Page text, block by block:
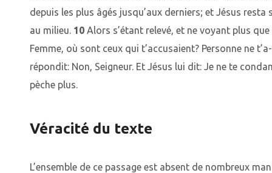
depuis les plus âgés jusqu’aux derniers; et Jésus
au milieu. 10 Alors s’étant relevé, et ne voyant plus
Femme, où sont ceux qui t’accusaient? Personne ne
répondit: Non, Seigneur. Et Jésus lui dit: Je ne te
pèche plus.
Véracité du texte
L’ensemble de ce passage est absent de nombreux